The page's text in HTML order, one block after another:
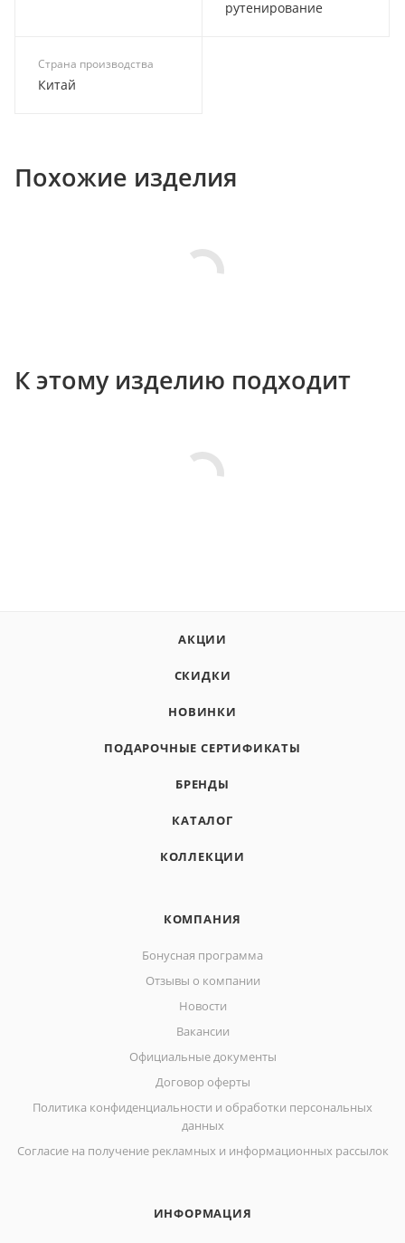
рутенирование
Страна производства
Китай
Похожие изделия
К этому изделию подходит
АКЦИИ
СКИДКИ
НОВИНКИ
ПОДАРОЧНЫЕ СЕРТИФИКАТЫ
БРЕНДЫ
КАТАЛОГ
КОЛЛЕКЦИИ
КОМПАНИЯ
Бонусная программа
Отзывы о компании
Новости
Вакансии
Официальные документы
Договор оферты
Политика конфиденциальности и обработки персональных
данных
Согласие на получение рекламных и информационных рассылок
ИНФОРМАЦИЯ